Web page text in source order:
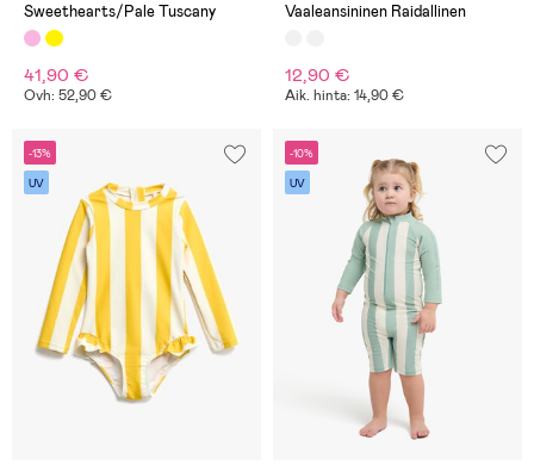
Sweethearts/Pale Tuscany
41,90 €
Ovh: 52,90 €
Vaaleansininen Raidallinen
12,90 €
Aik. hinta: 14,90 €
-13%
UV
-10%
UV